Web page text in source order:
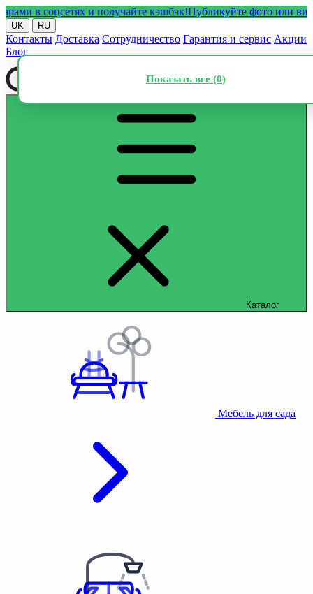
соцсетях и получайте кэшбэк!Публикуйте фото или видео с
UK RU
Контакты Доставка Сотрудничество Гарантия и сервис Акции
Блог
Каталог
Мебель для сада
Показать все (0)